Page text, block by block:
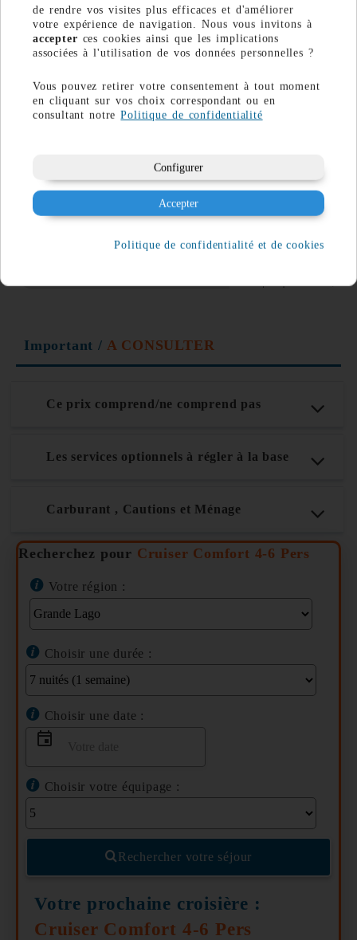
Important / A CONSULTER
Ce prix comprend/ne comprend pas
Les services optionnels à régler à la base
Carburant , Cautions et Ménage
Recherchez pour Cruiser Comfort 4-6 Pers
Votre région :
Choisir une durée :
Choisir une date :
Choisir votre équipage :
Rechercher votre séjour
Votre prochaine croisière :
Cruiser Comfort 4-6 Pers
de rendre vos visites plus efficaces et d'améliorer
votre expérience de navigation. Nous vous invitons à
accepter ces cookies ainsi que les implications
associées à l'utilisation de vos données personnelles ?
Vous pouvez retirer votre consentement à tout moment
en cliquant sur vos choix correspondant ou en
consultant notrePolitique de confidentialité
Configurer
Accepter
Politique de confidentialité et de cookies